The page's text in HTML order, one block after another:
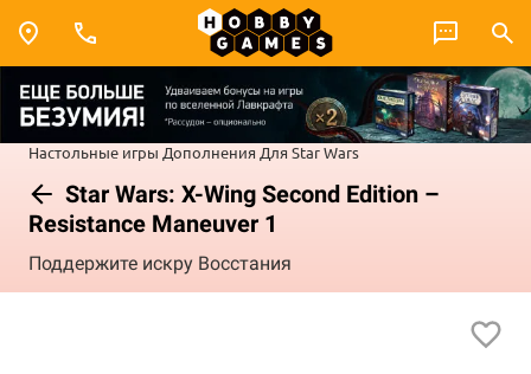
Настольные игры Дополнения Для Star Wars
Star Wars: X-Wing Second Edition –
Resistance Maneuver 1
Поддержите искру Восстания